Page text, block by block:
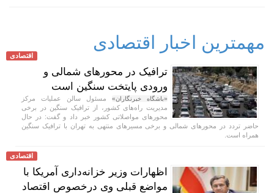
مهمترین اخبار اقتصادی
اقتصادی
ترافیک در محورهای شمالی و
ورودی پایتخت سنگین است
«باشگاه خبرنگاران» مسئول سالن عملیات مرکز
مدیریت راه‌های کشور، از ترافیک سنگین در برخی
محورهای مواصلاتی کشور خبر داد و گفت: در حال
حاضر تردد در محورهای شمالی و برخی مسیرهای منتهی به تهران با ترافیک سنگین
همراه است.
اقتصادی
اظهارات وزیر خزانه‌داری آمریکا با
مواضع قبلی وی درخصوص اقتصاد